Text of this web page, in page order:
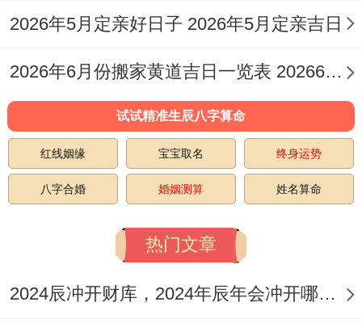
10月27日
（星期二 | 农历九月十八）
在此日「宜修造、上梁、盖屋」。日值青龙
吉神,主喜庆与进取，标记家宅事业如日中天
充斥活力，
注意事项:冲龙煞北（属龙人需
避开），吉时建议选用戌时（19:00-20：
神吉气,寓意家宅日夜全安。
10月28日
2026年5月定亲好日子 2026年5月定亲吉日
2026年6月份搬家黄道吉日一览表 20266月搬家黄道吉日查询
试试精准生辰八字算命
红线姻缘 宝宝取名 终身运势
八字合婚 婚姻测算 姓名算命
热门文章
2024辰冲开财库，2024年辰年会冲开哪些人的财库